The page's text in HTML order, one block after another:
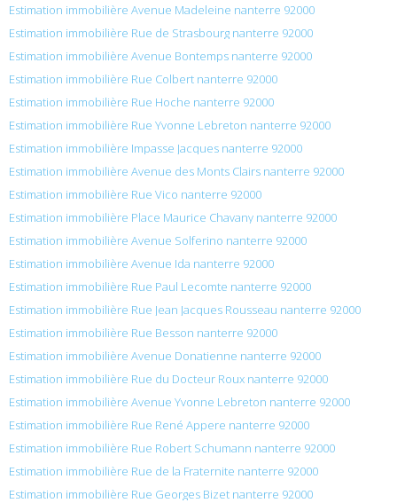
Estimation immobilière Avenue Madeleine nanterre 92000
Estimation immobilière Rue de Strasbourg nanterre 92000
Estimation immobilière Avenue Bontemps nanterre 92000
Estimation immobilière Rue Colbert nanterre 92000
Estimation immobilière Rue Hoche nanterre 92000
Estimation immobilière Rue Yvonne Lebreton nanterre 92000
Estimation immobilière Impasse Jacques nanterre 92000
Estimation immobilière Avenue des Monts Clairs nanterre 92000
Estimation immobilière Rue Vico nanterre 92000
Estimation immobilière Place Maurice Chavany nanterre 92000
Estimation immobilière Avenue Solferino nanterre 92000
Estimation immobilière Avenue Ida nanterre 92000
Estimation immobilière Rue Paul Lecomte nanterre 92000
Estimation immobilière Rue Jean Jacques Rousseau nanterre 92000
Estimation immobilière Rue Besson nanterre 92000
Estimation immobilière Avenue Donatienne nanterre 92000
Estimation immobilière Rue du Docteur Roux nanterre 92000
Estimation immobilière Avenue Yvonne Lebreton nanterre 92000
Estimation immobilière Rue René Appere nanterre 92000
Estimation immobilière Rue Robert Schumann nanterre 92000
Estimation immobilière Rue de la Fraternite nanterre 92000
Estimation immobilière Rue Georges Bizet nanterre 92000